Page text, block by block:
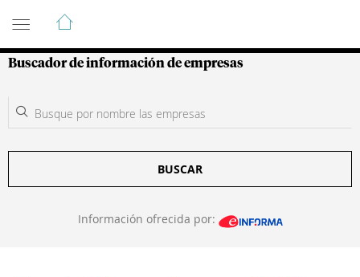
Guía de Empresas Colombianas
Buscador de información de empresas
BUSCAR
Información ofrecida por: